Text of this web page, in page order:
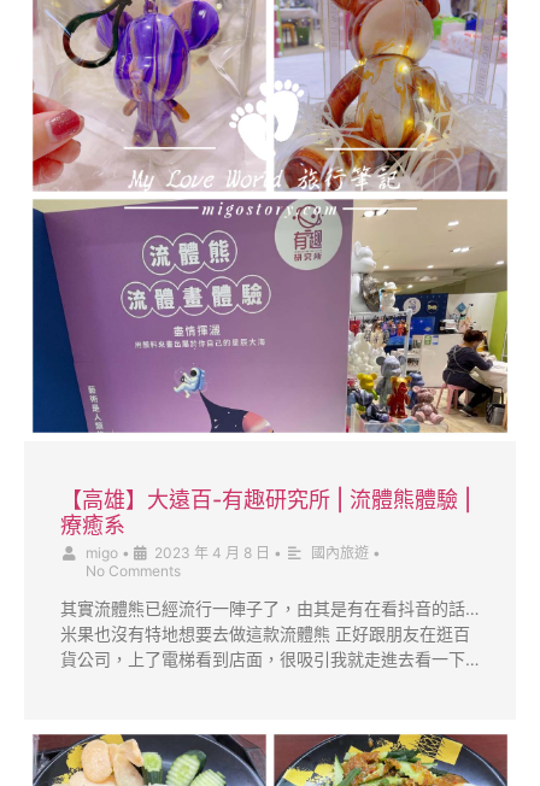
【高雄】大遠百-有趣研究所 | 流體熊體驗 |
療癒系
migo • 2023 年 4 月 8 日 • 國內旅遊 •
No Comments
其實流體熊已經流行一陣子了，由其是有在看抖音的話…
米果也沒有特地想要去做這款流體熊 正好跟朋友在逛百
貨公司，上了電梯看到店面，很吸引我就走進去看一下…